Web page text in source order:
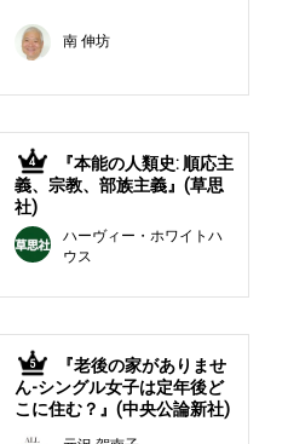
南 伸坊
4
『本能の人類史: 順応主
義、宗教、部族主義』(草思
社)
ハーヴィー・ホワイトハ
ウス
5
『老後の家がありませ
ん-シングル女子は定年後ど
こに住む？』(中央公論新社)